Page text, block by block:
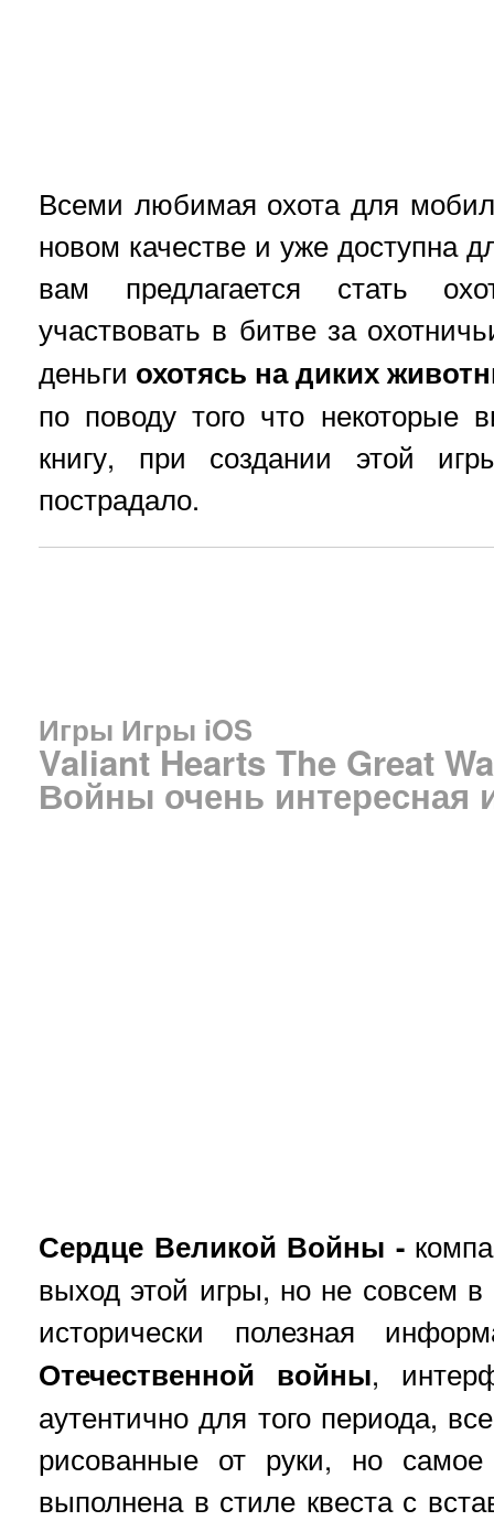
Всеми любимая охота для
новом качестве и уже доступна
вам предлагается стать
участвовать в битве за
деньги охотясь на диких
по поводу того что некоторые
книгу, при создании этой
пострадало.
Игры Игры iOS
Valiant Hearts The Great
Войны очень интересная
Сердце Великой Войны -
выход этой игры, но не совсем
исторически полезная
Отечественной войны,
аутентично для того периода,
рисованные от руки, но
выполнена в стиле квеста с